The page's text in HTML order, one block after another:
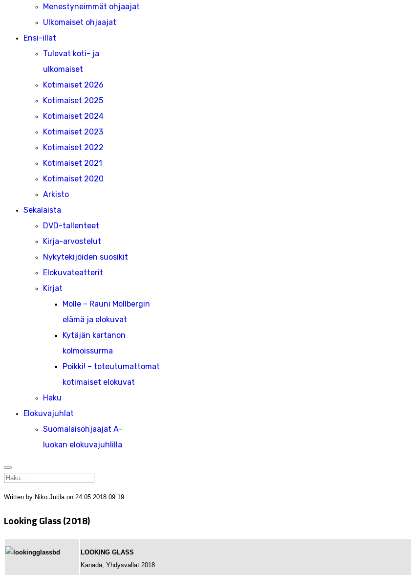
Menestyneimmät ohjaajat
Ulkomaiset ohjaajat
Ensi-illat
Tulevat koti- ja
ulkomaiset
Kotimaiset 2026
Kotimaiset 2025
Kotimaiset 2024
Kotimaiset 2023
Kotimaiset 2022
Kotimaiset 2021
Kotimaiset 2020
Arkisto
Sekalaista
DVD-tallenteet
Kirja-arvostelut
Nykytekijöiden suosikit
Elokuvateatterit
Kirjat
Molle – Rauni Mollbergin
elämä ja elokuvat
Kytäjän kartanon
kolmoissurma
Poikki! – toteutumattomat
kotimaiset elokuvat
Haku
Elokuvajuhlat
Suomalaisohjaajat A-
luokan elokuvajuhlilla
Written by Niko Jutila on 24.05.2018 09.19.
Looking Glass (2018)
LOOKING GLASS
Kanada, Yhdysvallat 2018